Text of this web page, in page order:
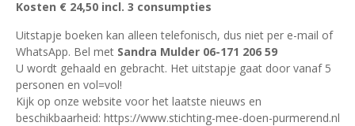
Kosten € 24,50 incl. 3 consumpties
Uitstapje boeken kan alleen telefonisch, dus niet per e-mail of
WhatsApp. Bel met Sandra Mulder 06-171 206 59
U wordt gehaald en gebracht. Het uitstapje gaat door vanaf 5
personen en vol=vol!
Kijk op onze website voor het laatste nieuws en
beschikbaarheid: https://www.stichting-mee-doen-purmerend.nl